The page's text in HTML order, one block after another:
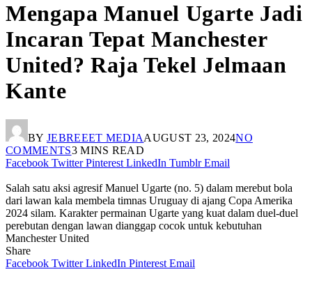
Mengapa Manuel Ugarte Jadi
Incaran Tepat Manchester
United? Raja Tekel Jelmaan
Kante
BY JEBREEET MEDIAAUGUST 23, 2024NO
COMMENTS3 MINS READ
Facebook Twitter Pinterest LinkedIn Tumblr Email
Salah satu aksi agresif Manuel Ugarte (no. 5) dalam merebut bola
dari lawan kala membela timnas Uruguay di ajang Copa Amerika
2024 silam. Karakter permainan Ugarte yang kuat dalam duel-duel
perebutan dengan lawan dianggap cocok untuk kebutuhan
Manchester United
Share
Facebook Twitter LinkedIn Pinterest Email